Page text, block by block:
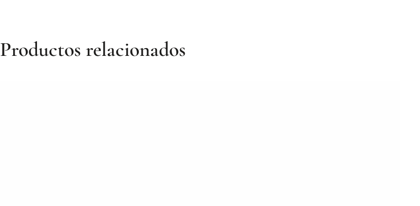
Productos relacionados